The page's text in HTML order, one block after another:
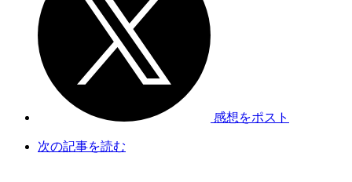
感想をポスト
次の記事を読む